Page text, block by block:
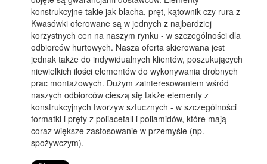
konstrukcyjne takie jak blacha, pręt, kątownik czy rura z
Kwasówki oferowane są w jednych z najbardziej
korzystnych cen na naszym rynku - w szczególności dla
odbiorców hurtowych. Nasza oferta skierowana jest
jednak także do indywidualnych klientów, poszukujących
niewielkich ilości elementów do wykonywania drobnych
prac montażowych. Dużym zainteresowaniem wśród
naszych odbiorców cieszą się także elementy z
konstrukcyjnych tworzyw sztucznych - w szczególności
formatki i pręty z poliacetali i poliamidów, które mają
coraz większe zastosowanie w przemyśle (np.
spożywczym).